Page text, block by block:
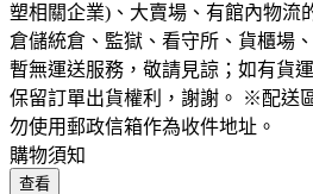
塑相關企業)、大賣場、有館內物流
倉儲統倉、監獄、看守所、貨櫃場
暫無運送服務，敬請見諒；如有貨
保留訂單出貨權利，謝謝。 ※配送
勿使用郵政信箱作為收件地址。
購物須知
查看